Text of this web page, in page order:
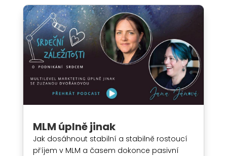
MLM úplně jinak
Jak dosáhnout stabilní a stabilně rostoucí
příjem v MLM a časem dokonce pasivní